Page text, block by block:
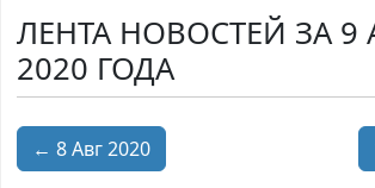
ЛЕНТА НОВОСТЕЙ ЗА 9
2020 ГОДА
← 8 Авг 2020